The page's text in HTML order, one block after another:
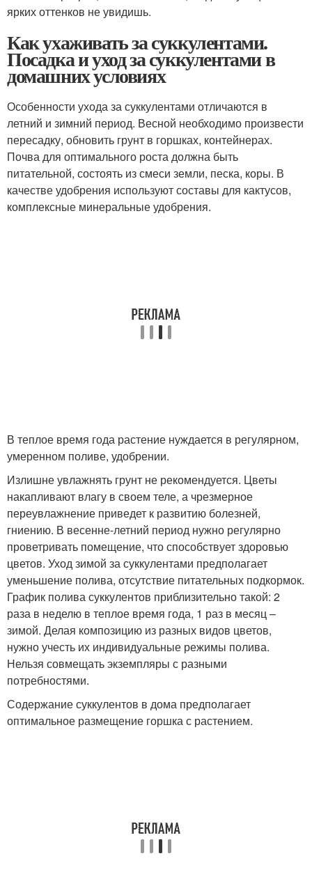
ярких оттенков не увидишь.
Как ухаживать за суккулентами.
Посадка и уход за суккулентами в
домашних условиях
Особенности ухода за суккулентами отличаются в
летний и зимний период. Весной необходимо произвести
пересадку, обновить грунт в горшках, контейнерах.
Почва для оптимального роста должна быть
питательной, состоять из смеси земли, песка, коры. В
качестве удобрения используют составы для кактусов,
комплексные минеральные удобрения.
В теплое время года растение нуждается в регулярном,
умеренном поливе, удобрении.
Излишне увлажнять грунт не рекомендуется. Цветы
накапливают влагу в своем теле, а чрезмерное
переувлажнение приведет к развитию болезней,
гниению. В весенне-летний период нужно регулярно
проветривать помещение, что способствует здоровью
цветов. Уход зимой за суккулентами предполагает
уменьшение полива, отсутствие питательных подкормок.
График полива суккулентов приблизительно такой: 2
раза в неделю в теплое время года, 1 раз в месяц –
зимой. Делая композицию из разных видов цветов,
нужно учесть их индивидуальные режимы полива.
Нельзя совмещать экземпляры с разными
потребностями.
Содержание суккулентов в дома предполагает
оптимальное размещение горшка с растением.